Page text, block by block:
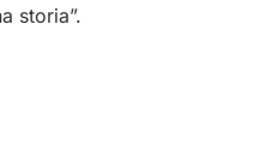
storia”.